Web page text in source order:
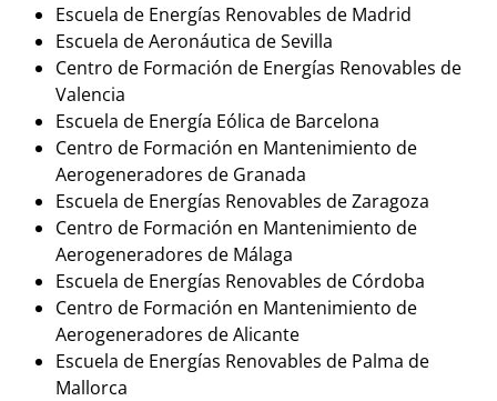
Escuela de Energías Renovables de Madrid
Escuela de Aeronáutica de Sevilla
Centro de Formación de Energías Renovables de
Valencia
Escuela de Energía Eólica de Barcelona
Centro de Formación en Mantenimiento de
Aerogeneradores de Granada
Escuela de Energías Renovables de Zaragoza
Centro de Formación en Mantenimiento de
Aerogeneradores de Málaga
Escuela de Energías Renovables de Córdoba
Centro de Formación en Mantenimiento de
Aerogeneradores de Alicante
Escuela de Energías Renovables de Palma de
Mallorca